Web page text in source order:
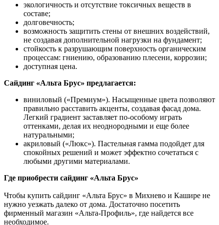
экологичность и отсутствие токсичных веществ в
составе;
долговечность;
возможность защитить стены от внешних воздействий,
не создавая дополнительной нагрузки на фундамент;
стойкость к разрушающим поверхность органическим
процессам: гниению, образованию плесени, коррозии;
доступная цена.
Сайдинг «Альта Брус» предлагается:
виниловый («Премиум»). Насыщенные цвета позволяют
правильно расставить акценты, создавая фасад дома.
Легкий градиент заставляет по-особому играть
оттенками, делая их неоднородными и еще более
натуральными;
акриловый («Люкс»). Пастельная гамма подойдет для
спокойных решений и может эффектно сочетаться с
любыми другими материалами.
Где приобрести сайдинг «Альта Брус»
Чтобы купить сайдинг «Альта Брус» в Михнево и Кашире не
нужно уезжать далеко от дома. Достаточно посетить
фирменный магазин «Альта-Профиль», где найдется все
необходимое.